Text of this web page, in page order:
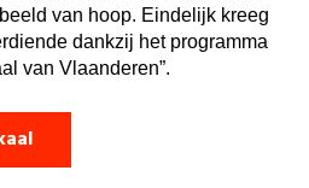
van hoop. Eindelijk kreeg
dankzij het programma
van Vlaanderen”.